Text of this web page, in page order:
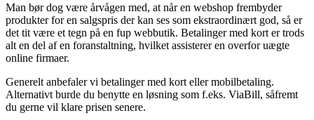
Man bør dog være årvågen med, at når en webshop frembyder
produkter for en salgspris der kan ses som ekstraordinært god, så er
det tit være et tegn på en fup webbutik. Betalinger med kort er trods
alt en del af en foranstaltning, hvilket assisterer en overfor uægte
online firmaer.
Generelt anbefaler vi betalinger med kort eller mobilbetaling.
Alternativt burde du benytte en løsning som f.eks. ViaBill, såfremt
du gerne vil klare prisen senere.